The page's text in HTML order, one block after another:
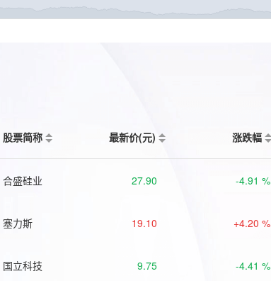
股票简称 最新价(元) 涨跌幅
合盛硅业 27.90 -4.91 %
塞力斯 19.10 +4.20 %
国立科技 9.75 -4.41 %